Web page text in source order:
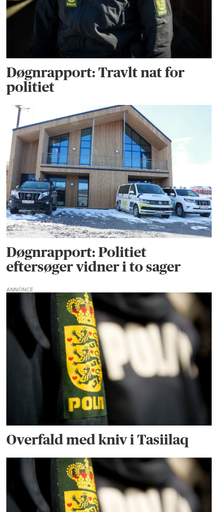
Døgnrapport: Travlt nat for
politiet
Døgnrapport: Politiet
eftersøger vidner i to sager
ANNONCE
Overfald med kniv i Tasiilaq